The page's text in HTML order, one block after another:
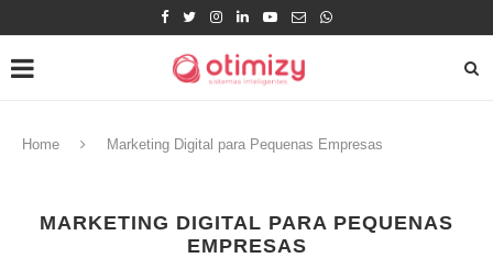
Home Marketing Digital para Pequenas Empresas
MARKETING DIGITAL PARA PEQUENAS
EMPRESAS